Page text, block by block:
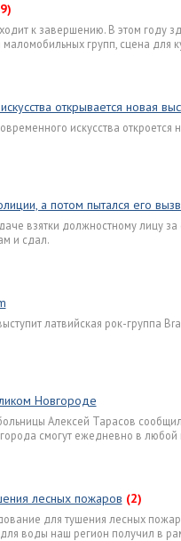
к завершению. В этом
групп, сцена
открывается новая
искусства
а потом пытался его
взятки должностному лицу
и сдал.
латвийская рок-группа
Новгороде
Алексей Тарасов
смогут ежедневно в любой
лесных пожаров (2)
для тушения лесных
воды наш регион получил в